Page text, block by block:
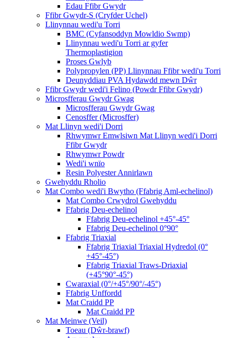
Edau Ffibr Gwydr
Ffibr Gwydr-S (Cryfder Uchel)
Llinynnau wedi'u Torri
BMC (Cyfansoddyn Mowldio Swmp)
Llinynnau wedi'u Torri ar gyfer
Thermoplastigion
Proses Gwlyb
Polypropylen (PP) Llinynnau Ffibr wedi'u Torri
Deunyddiau PVA Hydawdd mewn Dŵr
Ffibr Gwydr wedi'i Felino (Powdr Ffibr Gwydr)
Microsfferau Gwydr Gwag
Microsfferau Gwydr Gwag
Cenosffer (Microsffer)
Mat Llinyn wedi'i Dorri
Rhwymwr Emwlsiwn Mat Llinyn wedi'i Dorri
Ffibr Gwydr
Rhwymwr Powdr
Wedi'i wnïo
Resin Polyester Annirlawn
Gwehyddu Rholio
Mat Combo wedi'i Bwytho (Ffabrig Aml-echelinol)
Mat Combo Crwydrol Gwehyddu
Ffabrig Deu-echelinol
Ffabrig Deu-echelinol +45°-45°
Ffabrig Deu-echelinol 0°90°
Ffabrig Triaxial
Ffabrig Triaxial Triaxial Hydredol (0°
+45°-45°)
Ffabrig Triaxial Traws-Driaxial
(+45°90°-45°)
Cwaraxial (0°/+45°/90°/-45°)
Ffabrig Unffordd
Mat Craidd PP
Mat Craidd PP
Mat Meinwe (Veil)
Toeau (Dŵr-brawf)